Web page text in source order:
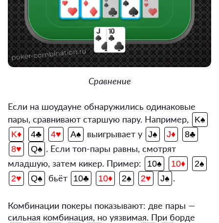
Сравнение
Если на шоудауне обнаружились одинаковые
пары, сравнивают старшую пару. Например,
K♠
K♦
4♣ 4♥ A♠ выигрывает у J♠ J♦
8♣
8♥
Q♠ . Если топ-пары равны, смотрят
младшую, затем кикер. Пример:
10♠ 10♦
2♠
2♥
Q♠ бьёт 10♣ 10♦ 2♠ 2♥ J♠ .
Комбинации покеры показывают: две пары —
сильная комбинация, но уязвимая. При борде